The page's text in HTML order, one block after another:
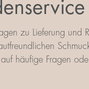
zu Lieferung und
häufige Fragen